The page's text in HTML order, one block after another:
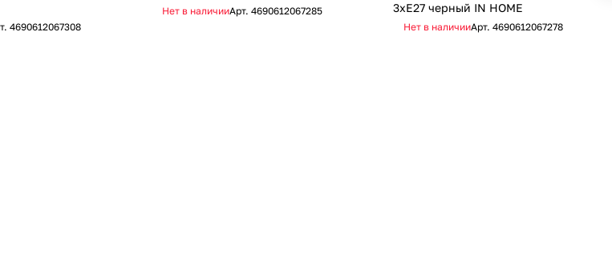
4690612067308
Нет в наличииАрт. 4690612067285
3хЕ27 черный IN HOME
Нет в наличииАрт. 4690612067278